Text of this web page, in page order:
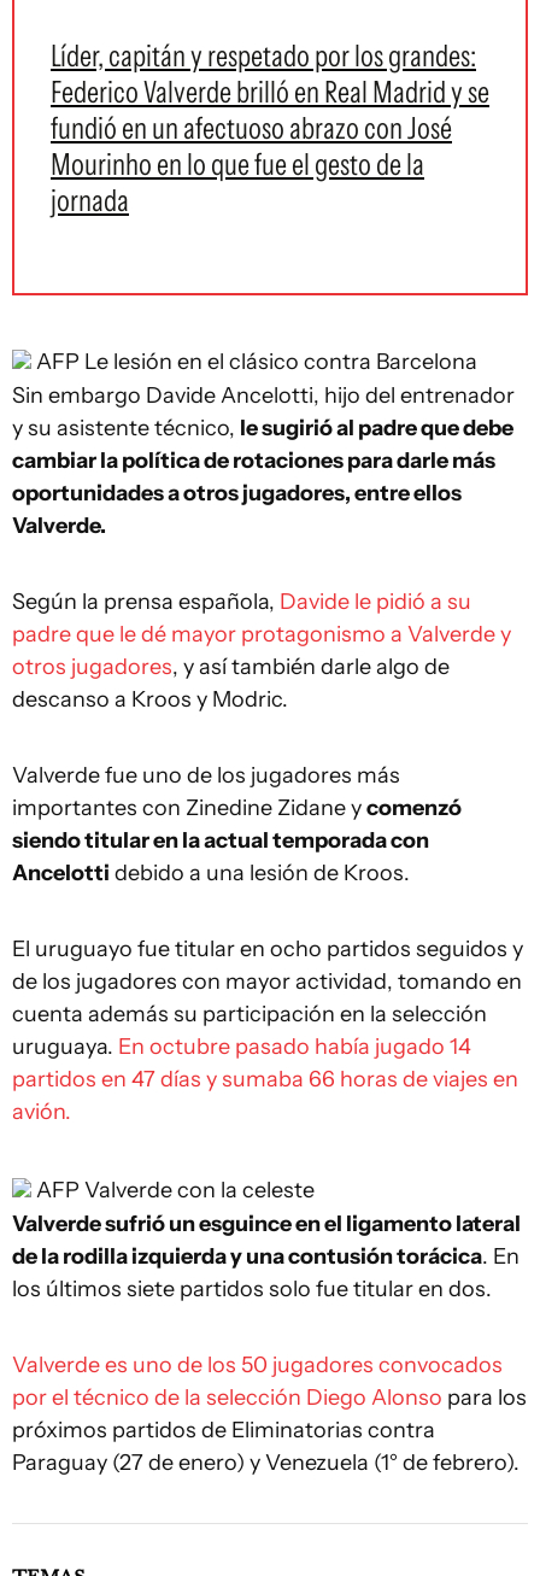
Líder, capitán y respetado por los grandes:
Federico Valverde brilló en Real Madrid y se
fundió en un afectuoso abrazo con José
Mourinho en lo que fue el gesto de la
jornada
AFP Le lesión en el clásico contra Barcelona
Sin embargo Davide Ancelotti, hijo del entrenador
y su asistente técnico, le sugirió al padre que debe
cambiar la política de rotaciones para darle más
oportunidades a otros jugadores, entre ellos
Valverde.
Según la prensa española, Davide le pidió a su
padre que le dé mayor protagonismo a Valverde y
otros jugadores, y así también darle algo de
descanso a Kroos y Modric.
Valverde fue uno de los jugadores más
importantes con Zinedine Zidane ycomenzó
siendo titular en la actual temporada con
Ancelotti debido a una lesión de Kroos.
El uruguayo fue titular en ocho partidos seguidos y
de los jugadores con mayor actividad, tomando en
cuenta además su participación en la selección
uruguaya. En octubre pasado había jugado 14
partidos en 47 días y sumaba 66 horas de viajes en
avión.
AFP Valverde con la celeste
Valverde sufrió un esguince en el ligamento lateral
de la rodilla izquierda y una contusión torácica. En
los últimos siete partidos solo fue titular en dos.
Valverde es uno de los 50 jugadores convocados
por el técnico de la selección Diego Alonso para los
próximos partidos de Eliminatorias contra
Paraguay (27 de enero) y Venezuela (1° de febrero).